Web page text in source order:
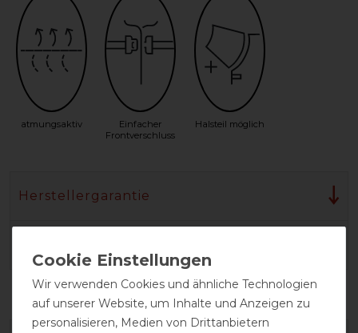
atmungsaktiv
Einfacher
Frontverschluss
Halsteil möglich
Herstellergarantie
Wir verwenden Cookies und ähnliche Technologien
auf unserer Website, um Inhalte und Anzeigen zu
personalisieren, Medien von Drittanbietern